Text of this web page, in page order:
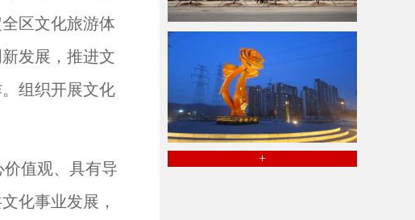
区文化旅游体
发展，推进文
组织开展文化
价值观、具有导
化事业发展，
+